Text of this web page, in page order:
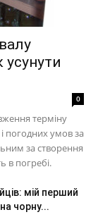
усунути
0
терміну
погодних умов за
за створення
в погребі.
мій перший
чорну...